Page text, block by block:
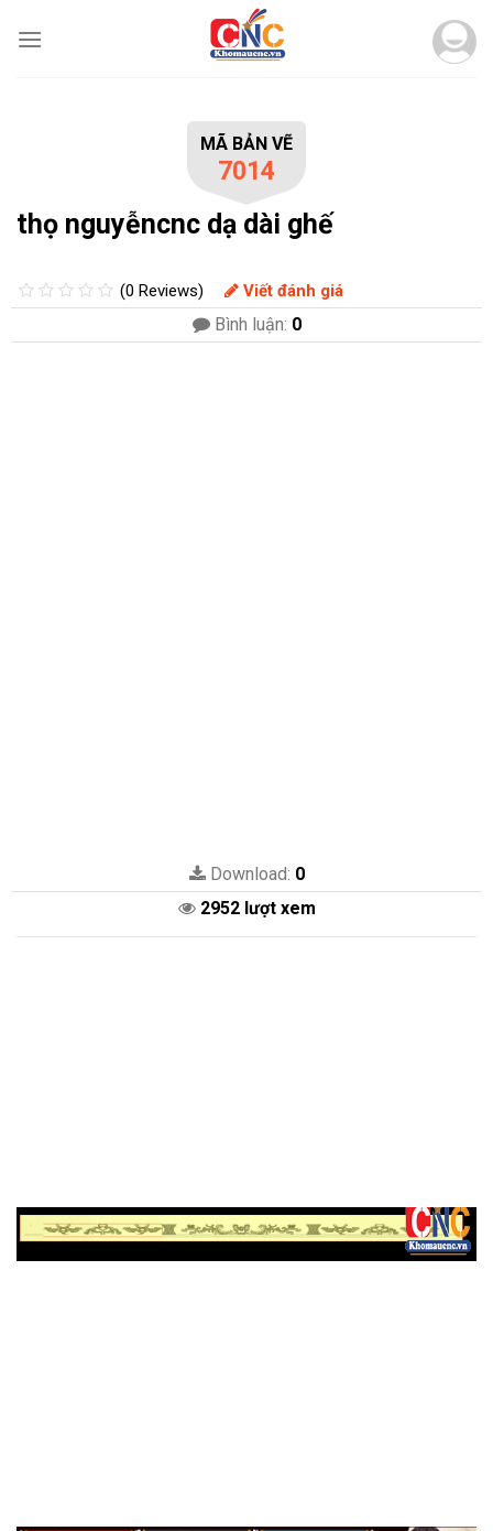
MÃ BẢN VẼ
7014
thọ nguyễncnc dạ dài ghế
(0 Reviews) Viết đánh giá
Bình luận: 0
Download: 0
2952 lượt xem